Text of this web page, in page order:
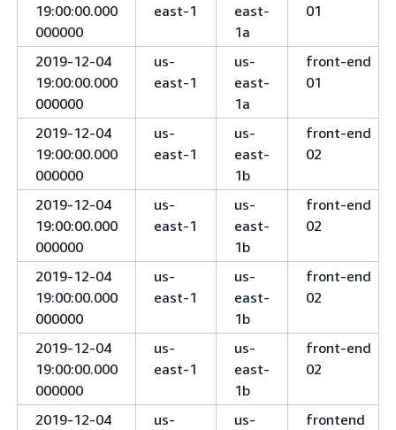
19:00:00.000
000000
east-1
east-
1a
01
2019-12-04
19:00:00.000
000000
us-
east-1
us-
east-
1a
front-end
01
2019-12-04
19:00:00.000
000000
us-
east-1
us-
east-
1b
front-end
02
2019-12-04
19:00:00.000
000000
us-
east-1
us-
east-
1b
front-end
02
2019-12-04
19:00:00.000
000000
us-
east-1
us-
east-
1b
front-end
02
2019-12-04
19:00:00.000
000000
us-
east-1
us-
east-
1b
front-end
02
2019-12-04 us- us- frontend